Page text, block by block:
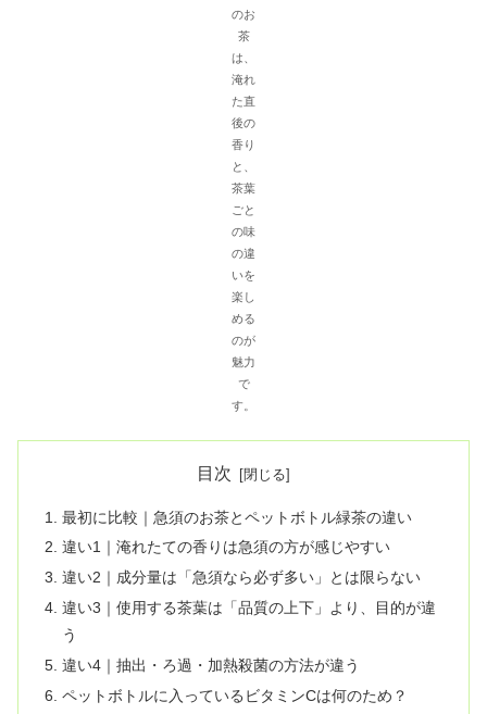
のお
茶
は、
淹れ
た直
後の
香り
と、
茶葉
ごと
の味
の違
いを
楽し
める
のが
魅力
で
す。
目次
最初に比較｜急須のお茶とペットボトル緑茶の違い
違い1｜淹れたての香りは急須の方が感じやすい
違い2｜成分量は「急須なら必ず多い」とは限らない
違い3｜使用する茶葉は「品質の上下」より、目的が違
う
違い4｜抽出・ろ過・加熱殺菌の方法が違う
ペットボトルに入っているビタミンCは何のため？